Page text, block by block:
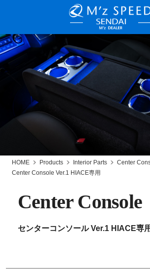
HOME
Products Interior Parts
Center
Center Console Ver.1 HIACE専用
Center Console
センターコンソール Ver.1 HIACE専用